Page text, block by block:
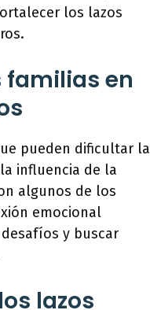
los lazos
familias en
pueden dificultar la
influencia de la
algunos de los
emocional
y buscar
lazos